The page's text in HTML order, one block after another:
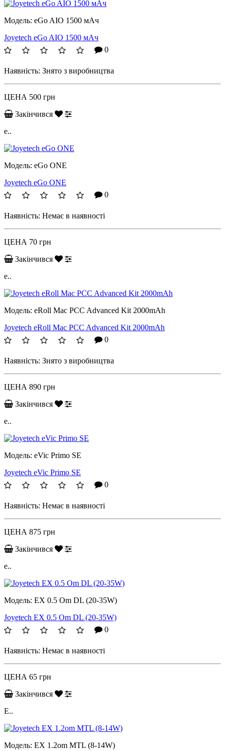
Модель: eGo AIO 1500 мАч
Joyetech eGo AIO 1500 мАч
0
Наявність: Знято з виробництва
ЦЕНА 500 грн
Закінчився
e..
Модель: eGo ONE
Joyetech eGo ONE
0
Наявність: Немає в наявності
ЦЕНА 70 грн
Закінчився
e..
Модель: eRoll Mac PCC Advanced Kit 2000mAh
Joyetech eRoll Mac PCC Advanced Kit 2000mAh
0
Наявність: Знято з виробництва
ЦЕНА 890 грн
Закінчився
e..
Модель: eVic Primo SE
Joyetech eVic Primo SE
0
Наявність: Немає в наявності
ЦЕНА 875 грн
Закінчився
e..
Модель: EX 0.5 Om DL (20-35W)
Joyetech EX 0.5 Om DL (20-35W)
0
Наявність: Немає в наявності
ЦЕНА 65 грн
Закінчився
E..
Модель: EX 1.2om MTL (8-14W)